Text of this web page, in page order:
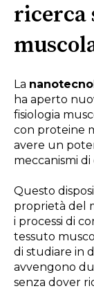
ricerca
La
ha aperto
fisiologia
con proteine
avere un
meccanismi
Questo
proprietà del
i processi di
tessuto
di studiare in
avvengono
senza dover